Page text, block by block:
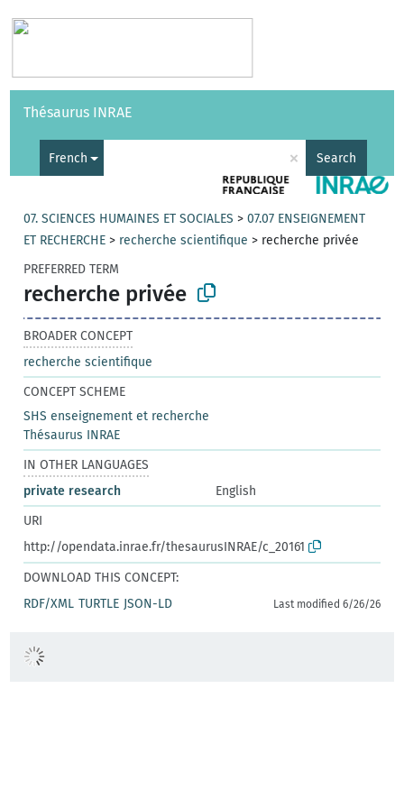
Vocabularies API
Thésaurus INRAE
French × Search
07. SCIENCES HUMAINES ET SOCIALES >07.07 ENSEIGNEMENT
ET RECHERCHE > recherche scientifique > recherche privée
PREFERRED TERM
recherche privée
BROADER CONCEPT
recherche scientifique
CONCEPT SCHEME
SHS enseignement et recherche
Thésaurus INRAE
IN OTHER LANGUAGES
private research
English
URI
http://opendata.inrae.fr/thesaurusINRAE/c_20161
DOWNLOAD THIS CONCEPT:
RDF/XML TURTLE JSON-LD Last modified 6/26/26